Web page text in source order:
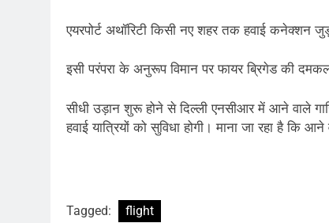
एयरपोर्ट अथॉरिटी किसी नए शहर तक हवाई कनेक्शन
इसी परंपरा के अनुरूप विमान पर फायर ब्रिगेड की
सीधी उड़ान शुरू होने से दिल्ली एनसीआर में आने वाले
हवाई यात्रियों को सुविधा होगी। माना जा रहा है कि
Tagged: flight